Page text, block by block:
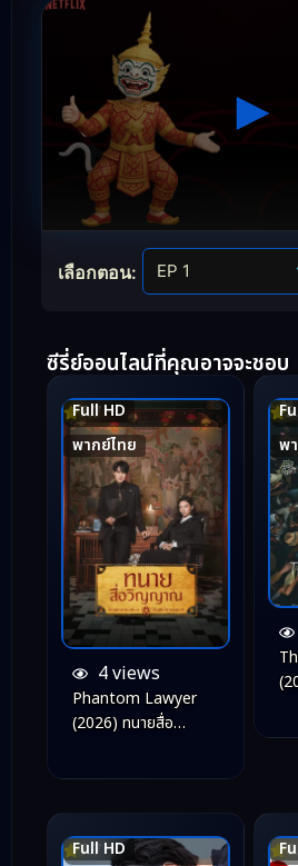
เลือกตอน:
ซีรี่ย์ออนไลน์ที่คุณอาจจะชอบ
Full HD
พากย์ไทย
7.7
4 views
Phantom Lawyer
(2026) ทนายสื่อ
พ
Full HD
7.7